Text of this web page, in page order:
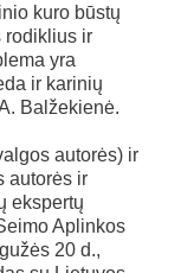
kuro būstų
rodiklius ir
yra
ir karinių
Balžekienė.
autorės) ir
autorės ir
ekspertų
Aplinkos
20 d.,